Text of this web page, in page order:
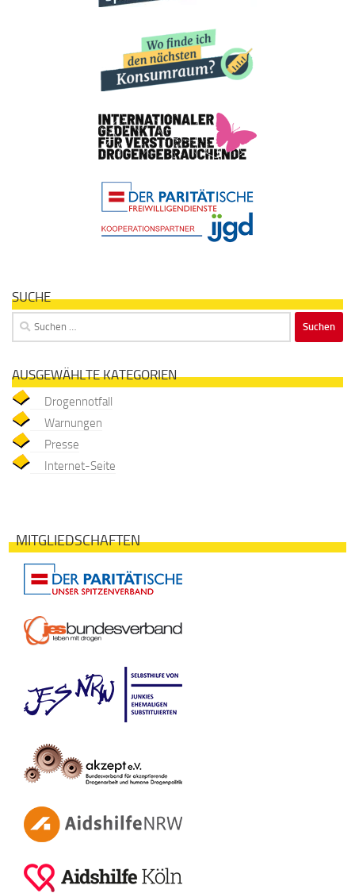
SUCHE
Suchen
nach:
AUSGEWÄHLTE KATEGORIEN
Drogennotfall
Warnungen
Presse
Internet-Seite
MITGLIEDSCHAFTEN